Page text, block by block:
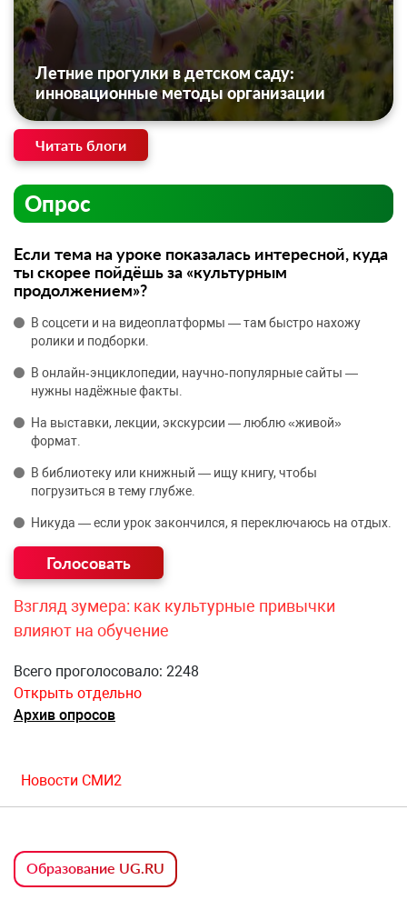
Летние прогулки в детском саду:
инновационные методы организации
Читать блоги
Опрос
Если тема на уроке показалась интересной, куда
ты скорее пойдёшь за «культурным
продолжением»?
В соцсети и на видеоплатформы — там быстро нахожу
ролики и подборки.
В онлайн‑энциклопедии, научно‑популярные сайты —
нужны надёжные факты.
На выставки, лекции, экскурсии — люблю «живой»
формат.
В библиотеку или книжный — ищу книгу, чтобы
погрузиться в тему глубже.
Никуда — если урок закончился, я переключаюсь на отдых.
Взгляд зумера: как культурные привычки
влияют на обучение
Всего проголосовало: 2248
Открыть отдельно
Архив опросов
Новости СМИ2
Образование UG.RU